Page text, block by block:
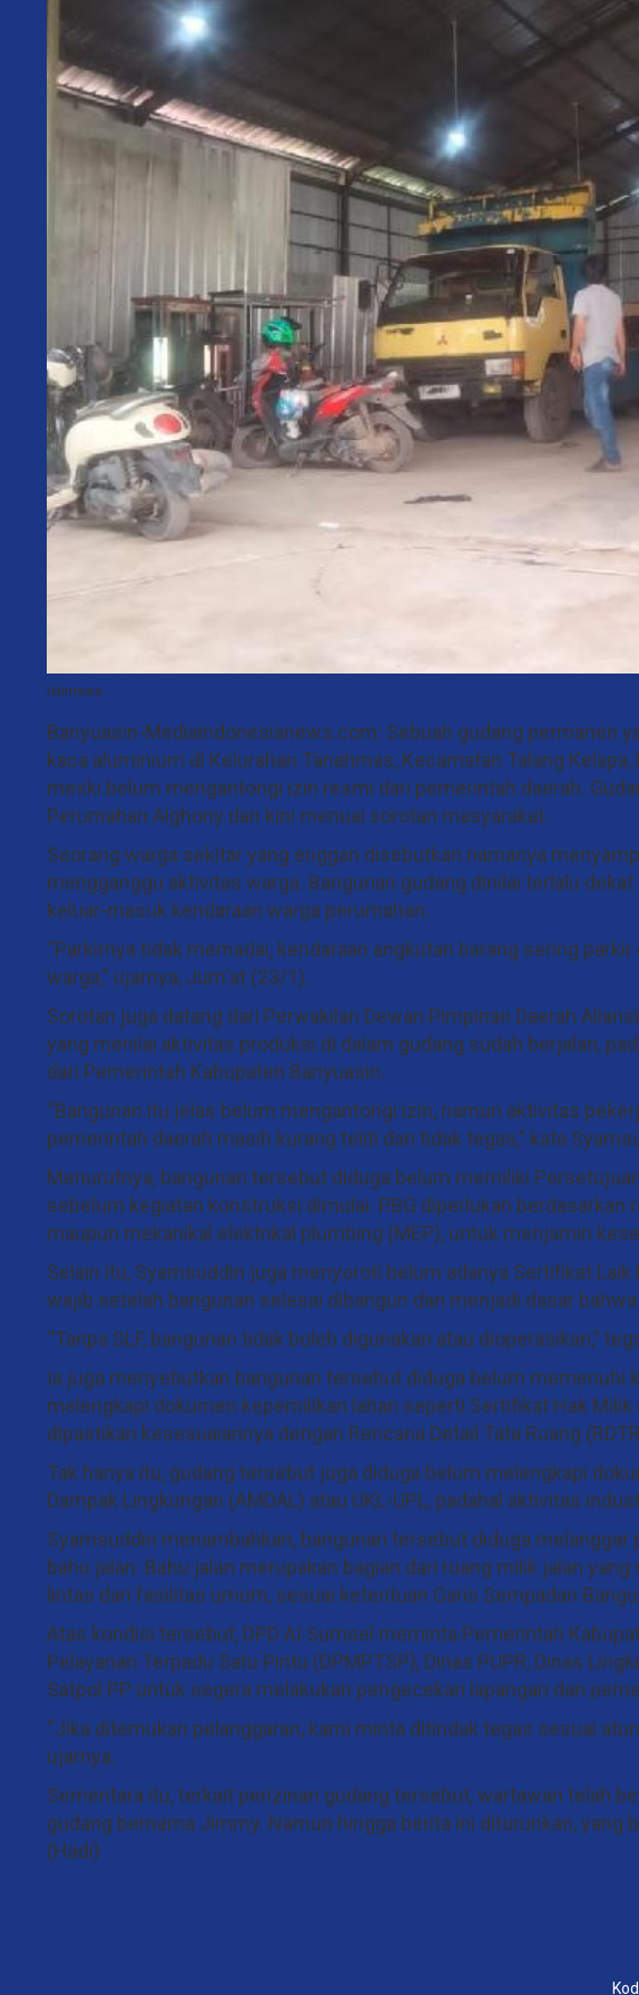
Istimewa
Banyuasin-Mediaindonesianews.com: Sebuah gudang permanen
kaca aluminium di Kelurahan Tanahmas, Kecamatan Talang
meski belum mengantongi izin resmi dari pemerintah daerah.
Perumahan Alghony dan kini menuai sorotan masyarakat.
Seorang warga sekitar yang enggan disebutkan namanya
mengganggu aktivitas warga. Bangunan gudang dinilai terlalu
keluar-masuk kendaraan warga perumahan.
“Parkirnya tidak memadai, kendaraan angkutan barang sering
warga,” ujarnya, Jum'at (23/1).
Sorotan juga datang dari Perwakilan Dewan Pimpinan Daerah
yang menilai aktivitas produksi di dalam gudang sudah berjalan,
dari Pemerintah Kabupaten Banyuasin.
“Bangunan itu jelas belum mengantongi izin, namun aktivitas
pemerintah daerah masih kurang teliti dan tidak tegas,” kata
Menurutnya, bangunan tersebut diduga belum memiliki
sebelum kegiatan konstruksi dimulai. PBG diperlukan berdasarkan
maupun mekanikal elektrikal plumbing (MEP), untuk menjamin
Selain itu, Syamsuddin juga menyoroti belum adanya Sertifikat
wajib setelah bangunan selesai dibangun dan menjadi dasar
“Tanpa SLF, bangunan tidak boleh digunakan atau dioperasikan,”
Ia juga menyebutkan bangunan tersebut diduga belum memenuhi
melengkapi dokumen kepemilikan lahan seperti Sertifikat Hak Milik
dipastikan kesesuaiannya dengan Rencana Detail Tata Ruang
Tak hanya itu, gudang tersebut juga diduga belum melengkapi
Dampak Lingkungan (AMDAL) atau UKL-UPL, padahal aktivitas
Syamsuddin menambahkan, bangunan tersebut diduga
bahu jalan. Bahu jalan merupakan bagian dari ruang milik jalan
lintas dan fasilitas umum, sesuai ketentuan Garis Sempadan
Atas kondisi tersebut, DPD AI Sumsel meminta Pemerintah
Pelayanan Terpadu Satu Pintu (DPMPTSP), Dinas PUPR, Dinas
Satpol PP untuk segera melakukan pengecekan lapangan dan
“Jika ditemukan pelanggaran, kami minta ditindak tegas sesuai
ujarnya.
Sementara itu, terkait perizinan gudang tersebut, wartawan telah
gudang bernama Jimmy. Namun hingga berita ini diturunkan,
(Hadi)